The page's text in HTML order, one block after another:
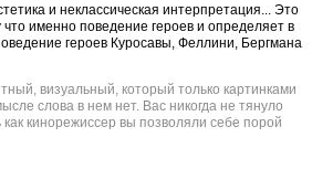
и неклассическая интерпретация... Это
именно поведение героев и определяет в
героев Куросавы, Феллини, Бергмана
визуальный, который только картинками
слова в нем нет. Вас никогда не тянуло
кинорежиссер вы позволяли себе порой